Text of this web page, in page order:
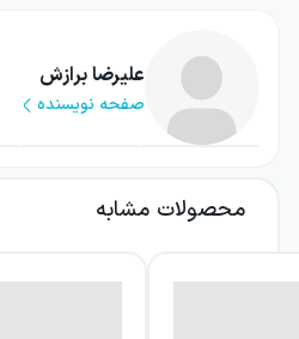
علیرضا برازش
صفحه نویسنده
محصولات مشابه